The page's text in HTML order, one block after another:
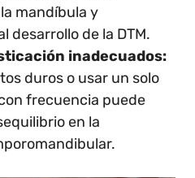
mandíbula y
desarrollo de la DTM.
inadecuados:
duros o usar un solo
frecuencia puede
en la